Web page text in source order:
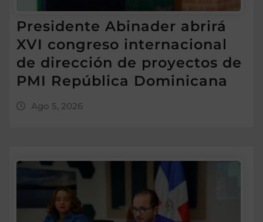
Presidente Abinader abrirá
XVI congreso internacional
de dirección de proyectos de
PMI República Dominicana
Ago 5, 2026